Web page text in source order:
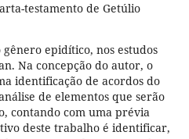
testamento de Getúlio
epidítico, nos estudos
Na concepção do autor, o
identificação de acordos do
de elementos que serão
contando com uma prévia
deste trabalho é identificar,